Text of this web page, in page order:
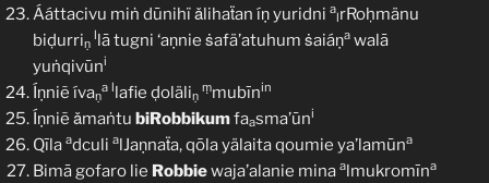
Ááttacivu miṅ dūnihï ǎlihaẗan íṇ yuridni a
lrRoḥmänu
biḍurriṇ
llā tugni ‘aṇnie ṡafä’atuhum ṡaiáṇa walā
yuṅqivūni
Íṇniẽ ívaṇ
a llafie ḍoläliṇ
ṃmubīnin
Íṇniẽ ǎmaṅtu biRobbikumfaasma’ūni
Qīla adculi alJaṇnaẗa, qōla yälaita qoumie ya’lamūna
Bimā gofaro lie Robbiewaja’alanie mina almukromīna